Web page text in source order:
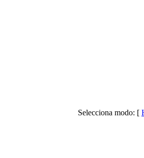
Selecciona modo: [